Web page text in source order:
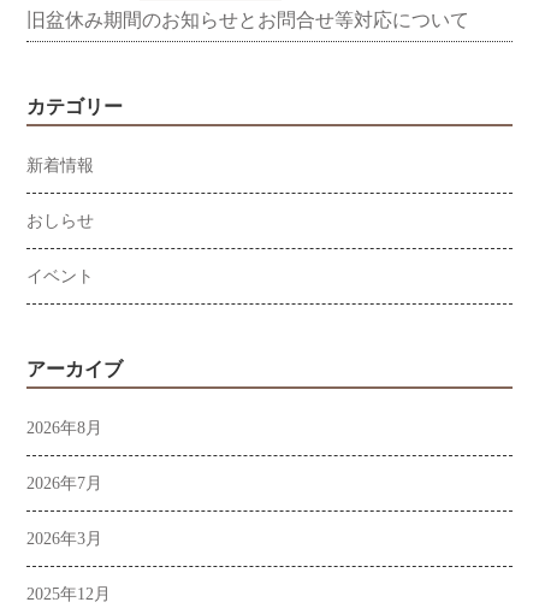
旧盆休み期間のお知らせとお問合せ等対応について
カテゴリー
新着情報
おしらせ
イベント
アーカイブ
2026年8月
2026年7月
2026年3月
2025年12月